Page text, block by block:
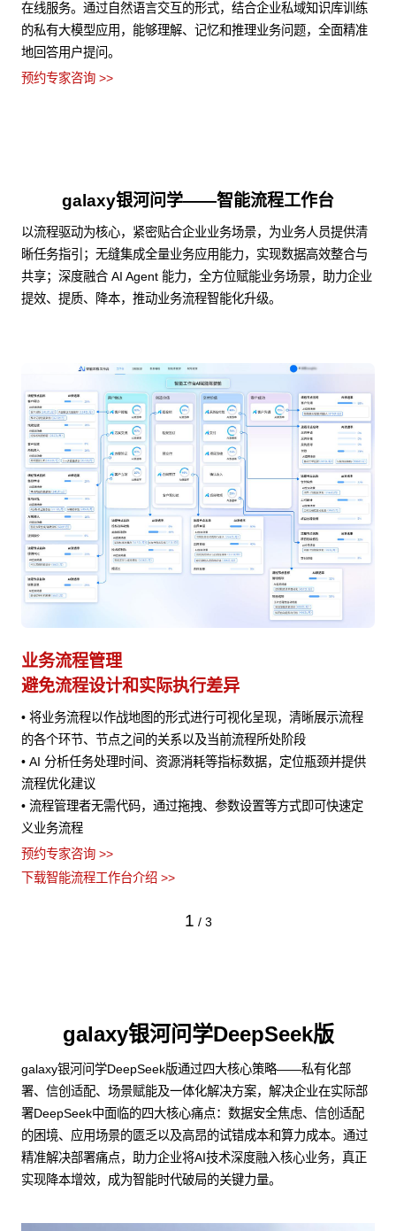
在线服务。通过自然语言交互的形式，结合企业私域知识库训练
的私有大模型应用，能够理解、记忆和推理业务问题，全面精准
地回答用户提问。
预约专家咨询 >>
galaxy银河问学——智能流程工作台
以流程驱动为核心，紧密贴合企业业务场景，为业务人员提供清
晰任务指引；无缝集成全量业务应用能力，实现数据高效整合与
共享；深度融合 AI Agent 能力，全方位赋能业务场景，助力企业
提效、提质、降本，推动业务流程智能化升级。
业务流程管理
避免流程设计和实际执行差异
• 将业务流程以作战地图的形式进行可视化呈现，清晰展示流程
的各个环节、节点之间的关系以及当前流程所处阶段
• AI 分析任务处理时间、资源消耗等指标数据，定位瓶颈并提供
流程优化建议
• 流程管理者无需代码，通过拖拽、参数设置等方式即可快速定
义业务流程
预约专家咨询 >>
下载智能流程工作台介绍 >>
1 / 3
galaxy银河问学DeepSeek版
galaxy银河问学DeepSeek版通过四大核心策略——私有化部
署、信创适配、场景赋能及一体化解决方案，解决企业在实际部
署DeepSeek中面临的四大核心痛点：数据安全焦虑、信创适配
的困境、应用场景的匮乏以及高昂的试错成本和算力成本。通过
精准解决部署痛点，助力企业将AI技术深度融入核心业务，真正
实现降本增效，成为智能时代破局的关键力量。